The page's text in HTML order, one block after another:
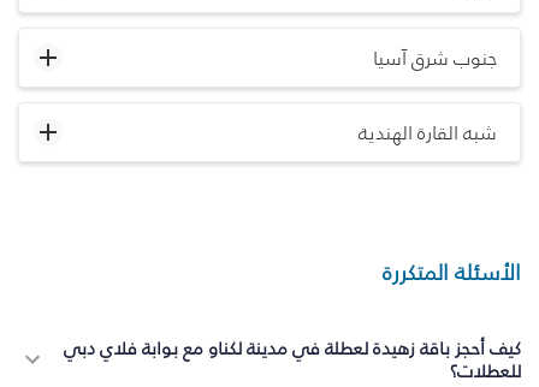
جنوب شرق آسيا
شبه القارة الهندية
الأسئلة المتكررة
كيف أحجز باقة زهيدة لعطلة في مدينة لكناو مع بوابة فلاي دبي
للعطلات؟